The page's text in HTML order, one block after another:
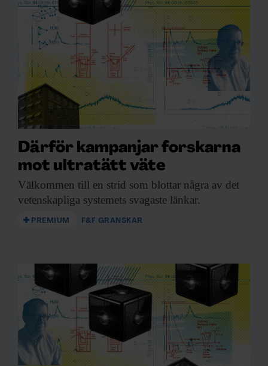
Därför kampanjar forskarna
mot ultratätt väte
Välkommen till en strid som blottar några av det
vetenskapliga systemets svagaste länkar.
PREMIUM F&F GRANSKAR